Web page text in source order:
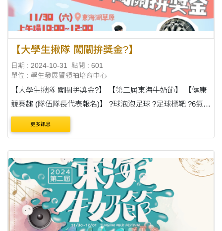
【大學生揪隊 闖關拚獎金?】
日期 : 2024-10-31
點閱 : 601
單位 : 學生發展暨領袖培育中心
【大學生揪隊 闖關拚獎金?】 【第二屆東海牛奶節】 【健康
競賽趣 (隊伍隊長代表報名)】 ?球泡泡足球 ?足球標靶 ?6氣墊
趣味樂 來嚕！隊長快揪團！ 拚健康拚體力拚能量，拚獎金 ?
?1130 (周六) ....
更多訊息